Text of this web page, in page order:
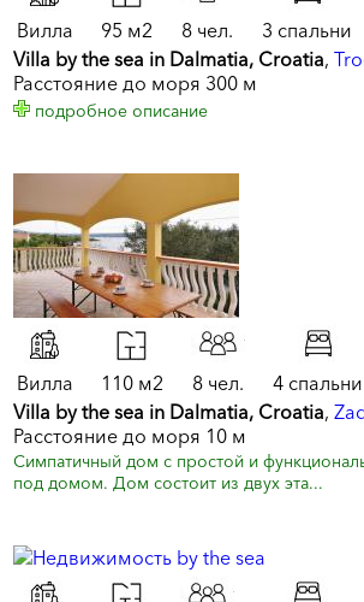
Вилла 95 м2 8 чел. 3 спальни
Villa by the sea in Dalmatia, Croatia,
Расстояние до моря 300 м
подробное описание
Вилла 110 м2 8 чел. 4 спальни
Villa by the sea in Dalmatia, Croatia,
Расстояние до моря 10 м
Симпатичный дом с простой и
под домом. Дом состоит из двух эта...